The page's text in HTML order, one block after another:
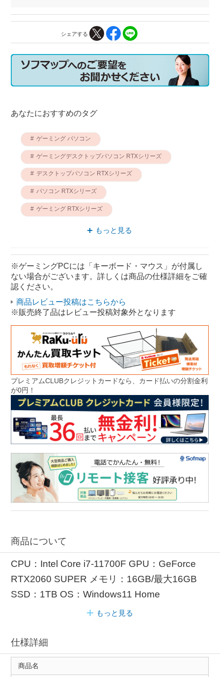
シェアする
あなたにおすすめのタグ
ゲーミング パソコン
ゲーミングデスクトップパソコン RTXシリーズ
デスクトップパソコン RTXシリーズ
パソコン RTXシリーズ
ゲーミング RTXシリーズ
デスクトップパソコン ゲーミング
デスクトップパソコン モニター無し
パソコン モニター無し
もっと見る
※ゲーミングPCには「キーボード・マウス」が付属し
ない場合がございます。詳しくは商品の仕様詳細をご確
認ください。
商品レビュー投稿はこちらから
※販売終了品はレビュー投稿対象外となります
プレミアムCLUBクレジットカードなら、カード払いの分割金利
が0円！
商品について
CPU：Intel Core i7-11700F GPU：GeForce
RTX2060 SUPER メモリ：16GB/最大16GB
SSD：1TB OS：Windows11 Home
もっと見る
仕様詳細
商品名